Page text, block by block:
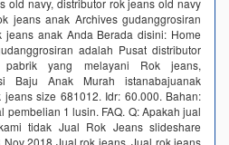
old navy, distributor rok jeans old navy
jeans anak Archives gudanggrosiran
jeans anak Anda Berada disini: Home
adalah Pusat distributor
yang melayani Rok jeans,
Baju Anak Murah istanabajuanak
size 681012. Idr: 60.000. Bahan:
pembelian 1 lusin. FAQ. Q: Apakah jual
tidak Jual Rok Jeans slideshare